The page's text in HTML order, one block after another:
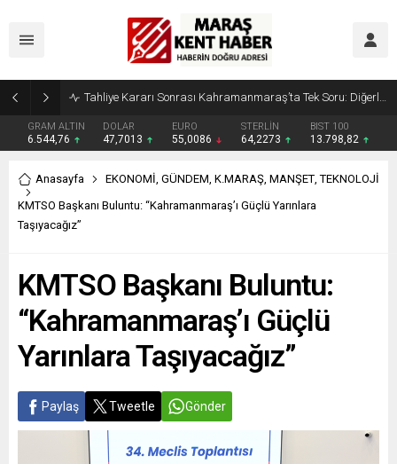
Tahliye Kararı Sonrası Kahramanmaraş’ta Tek Soru: Diğerleri neden İçeride?
GRAM ALTIN
6.544,76
DOLAR
47,7013
EURO
55,0086
STERLİN
64,2273
BIST 100
13.798,82
Anasayfa EKONOMİ, GÜNDEM, K.MARAŞ, MANŞET,TEKNOLOJİ
KMTSO Başkanı Buluntu: “Kahramanmaraş’ı Güçlü Yarınlara
Taşıyacağız”
KMTSO Başkanı Buluntu:
“Kahramanmaraş’ı Güçlü
Yarınlara Taşıyacağız”
Paylaş Tweetle Gönder